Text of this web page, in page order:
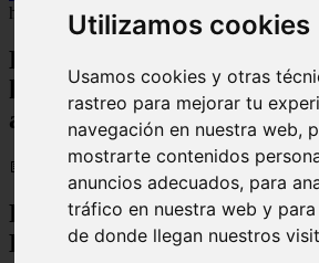
Utilizamos cookies
Usamos cookies y otras
rastreo para mejorar tu
navegación en nuestra web,
mostrarte contenidos
anuncios adecuados, para
tráfico en nuestra web y
de donde llegan nuestros
hidroeléctricas vuelven al sistema y aportan
El alivio energético en
hidroeléctricas vuelven al
aportan 368 MW clave
📅 02/02/2026
Recuperación del Sistema
Ecuador